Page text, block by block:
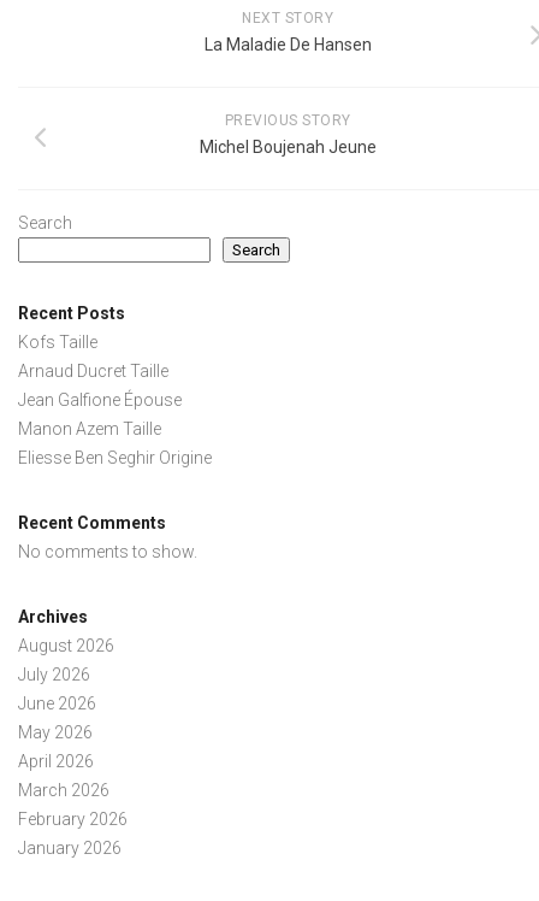
NEXT STORY
La Maladie De Hansen
PREVIOUS STORY
Michel Boujenah Jeune
Search
Search
Recent Posts
Kofs Taille
Arnaud Ducret Taille
Jean Galfione Épouse
Manon Azem Taille
Eliesse Ben Seghir Origine
Recent Comments
No comments to show.
Archives
August 2026
July 2026
June 2026
May 2026
April 2026
March 2026
February 2026
January 2026